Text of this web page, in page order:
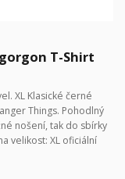
T-Shirt
XL Klasické černé
Things. Pohodlný
nošení, tak do sbírky
velikost: XL oficiální